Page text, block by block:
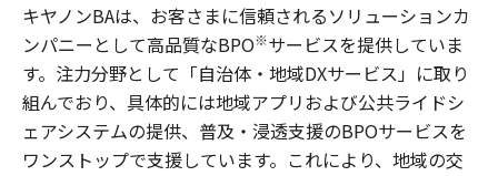
キヤノンBAは、お客さまに信頼されるソリューションカ
ンパニーとして高品質なBPO※サービスを提供していま
す。注力分野として「自治体・地域DXサービス」に取り
組んでおり、具体的には地域アプリおよび公共ライドシ
ェアシステムの提供、普及・浸透支援のBPOサービスを
ワンストップで支援しています。これにより、地域の交